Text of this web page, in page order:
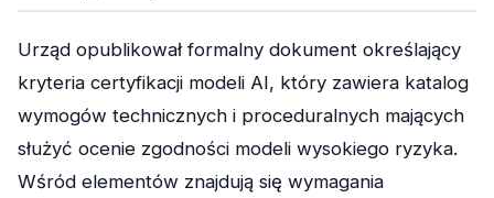
Urząd opublikował formalny dokument określający
kryteria certyfikacji modeli AI, który zawiera katalog
wymogów technicznych i proceduralnych mających
służyć ocenie zgodności modeli wysokiego ryzyka.
Wśród elementów znajdują się wymagania